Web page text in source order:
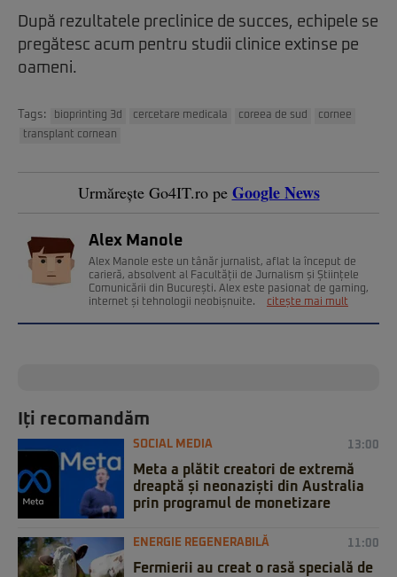
După rezultatele preclinice de succes, echipele se
pregătesc acum pentru studii clinice extinse pe
oameni.
Tags: bioprinting 3d cercetare medicala coreea de sud
cornee
transplant cornean
Urmărește Go4IT.ro pe Google News
Alex Manole
Alex Manole este un tânăr jurnalist, aflat la început de
carieră, absolvent al Facultății de Jurnalism și Științele
Comunicării din București. Alex este pasionat de gaming,
internet și tehnologii neobișnuite.
citește mai mult
Iți recomandăm
SOCIAL MEDIA 13:00
Meta a plătit creatori de extremă
dreaptă și neonaziști din Australia
prin programul de monetizare
ENERGIE REGENERABILĂ 11:00
Fermierii au creat o rasă specială de